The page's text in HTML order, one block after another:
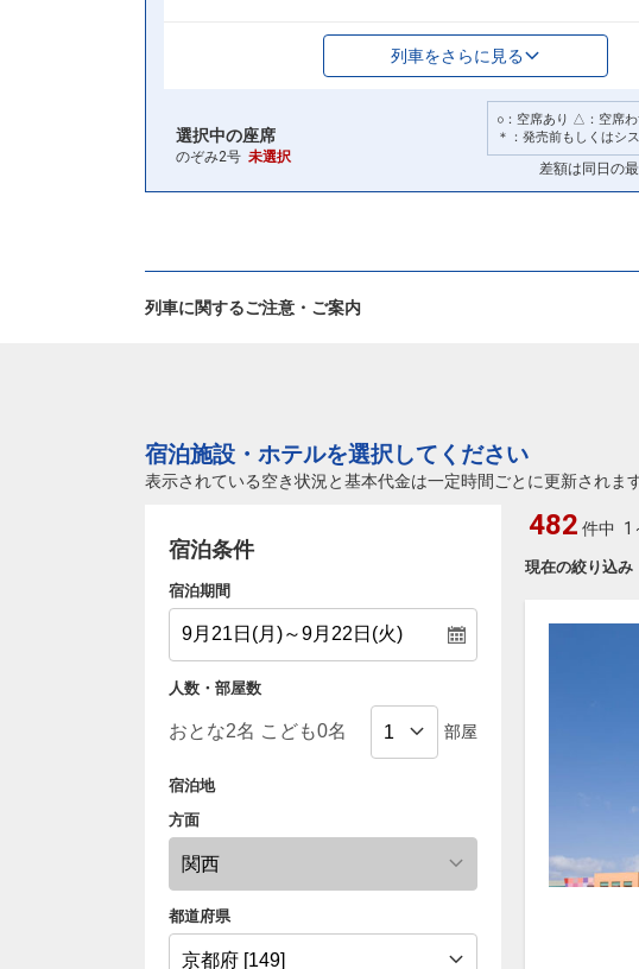
列車をさらに見る
○：空席あり △：空席
＊：発売前もしくはシ
差額は同日の
選択中の座席
のぞみ2号 未選択
列車に関するご注意・ご案内
宿泊施設・ホテルを選択してください
表示されている空き状況と基本代金は一定時間ごとに更新されま
宿泊条件
宿泊期間
人数・部屋数
部屋
宿泊地
方面
都道府県
現在の絞り込み
482 件中 1